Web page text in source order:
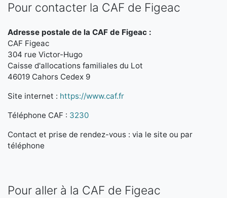
Pour contacter la CAF de Figeac
Adresse postale de la CAF de Figeac :
CAF Figeac
304 rue Victor-Hugo
Caisse d'allocations familiales du Lot
46019 Cahors Cedex 9
Site internet : https://www.caf.fr
Téléphone CAF : 3230
Contact et prise de rendez-vous : via le site ou par
téléphone
Pour aller à la CAF de Figeac